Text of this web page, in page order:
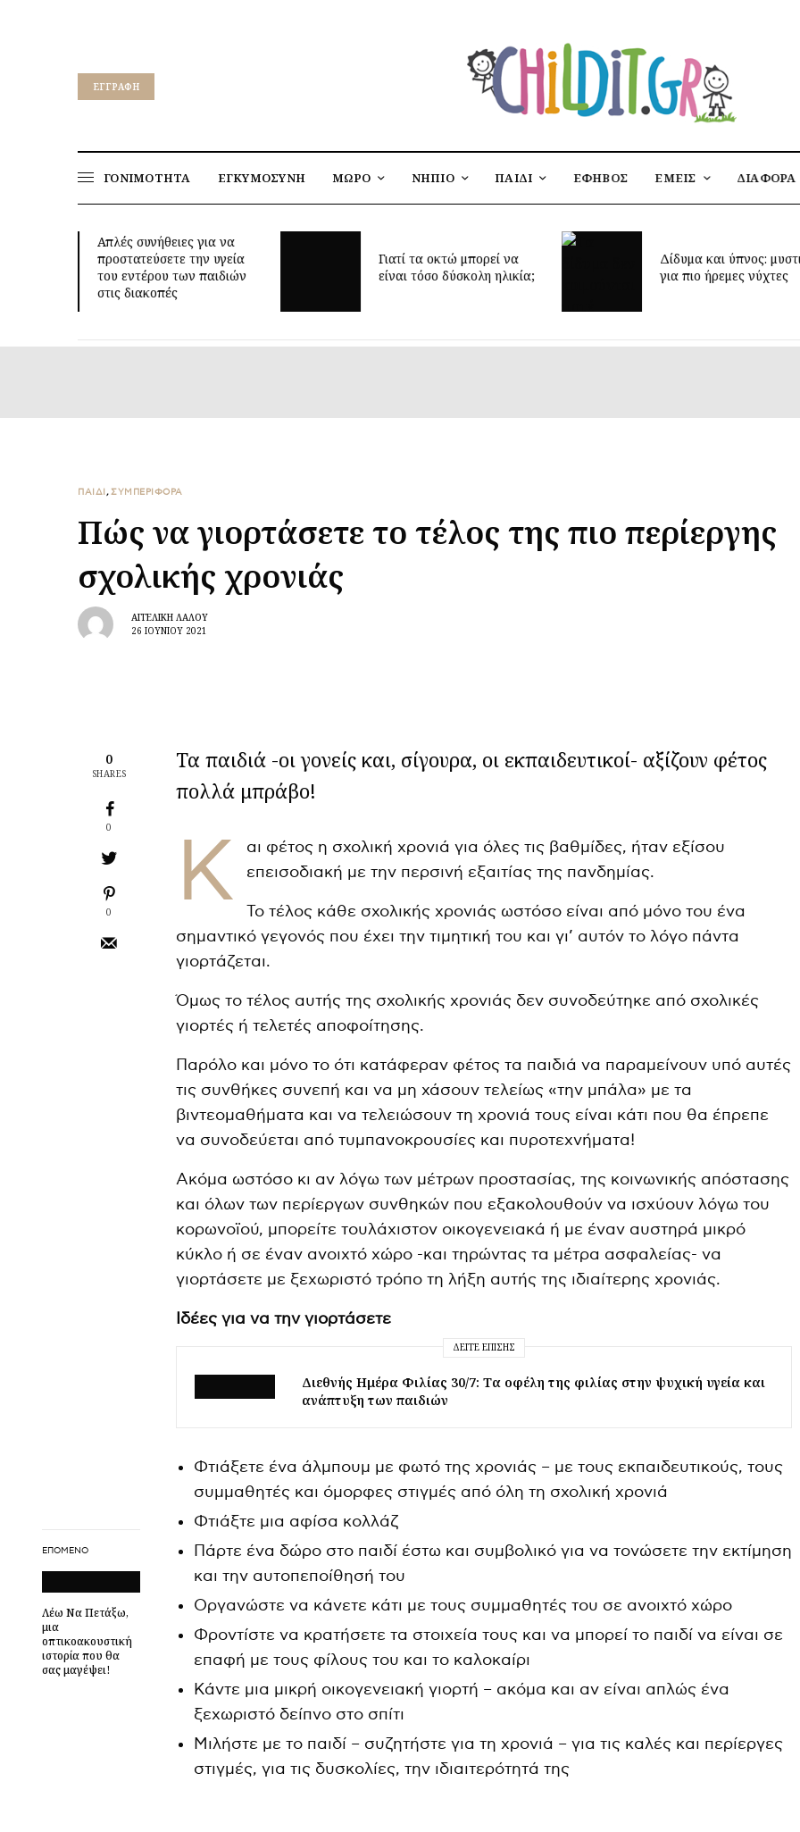
EΓΓΡΑΦΉ
ΓΟΝΙΜΟΤΗΤΑ ΕΓΚΥΜΟΣΥΝΗ ΜΩΡΟ ΝΗΠΙΟ ΠΑΙΔΙ ΕΦΗΒΟΣ ΕΜΕΙΣ ΔΙΑΦΟΡΑ
Γιατί τα οκτώ μπορεί να
είναι τόσο δύσκολη ηλικία;
Δίδυμα και ύπνος: μυστικά
για πιο ήρεμες νύχτες
Έφτασε η
παιδικό
ΠΑΙΔΙ,ΣΥΜΠΕΡΙΦΟΡΑ
Πώς να γιορτάσετε το τέλος της πιο περίεργης
σχολικής χρονιάς
ΑΓΓΕΛΙΚΉ ΛΆΛΟΥ
26 ΙΟΥΝΊΟΥ 2021
0
SHARES
0
0
ΕΠΌΜΕΝΟ
Λέω Να Πετάξω,
μια
οπτικοακουστική
ιστορία που θα
σας μαγέψει!
Τα παιδιά -οι γονείς και, σίγουρα, οι εκπαιδευτικοί- αξίζουν φέτος
πολλά μπράβο!
Κ
αι φέτος η σχολική χρονιά για όλες τις βαθμίδες, ήταν εξίσου
επεισοδιακή με την περσινή εξαιτίας της πανδημίας.
Το τέλος κάθε σχολικής χρονιάς ωστόσο είναι από μόνο του ένα
σημαντικό γεγονός που έχει την τιμητική του και γι’ αυτόν το λόγο πάντα
γιορτάζεται.
Όμως το τέλος αυτής της σχολικής χρονιάς δεν συνοδεύτηκε από σχολικές
γιορτές ή τελετές αποφοίτησης.
Παρόλο και μόνο το ότι κατάφεραν φέτος τα παιδιά να παραμείνουν υπό αυτές
τις συνθήκες συνεπή και να μη χάσουν τελείως «την μπάλα» με τα
βιντεομαθήματα και να τελειώσουν τη χρονιά τους είναι κάτι που θα έπρεπε
να συνοδεύεται από τυμπανοκρουσίες και πυροτεχνήματα!
Ακόμα ωστόσο κι αν λόγω των μέτρων προστασίας, της κοινωνικής απόστασης
και όλων των περίεργων συνθηκών που εξακολουθούν να ισχύουν λόγω του
κορωνοϊού, μπορείτε τουλάχιστον οικογενειακά ή με έναν αυστηρά μικρό
κύκλο ή σε έναν ανοιχτό χώρο -και τηρώντας τα μέτρα ασφαλείας- να
γιορτάσετε με ξεχωριστό τρόπο τη λήξη αυτής της ιδιαίτερης χρονιάς.
Ιδέες για να την γιορτάσετε
ΔΕΊΤΕ ΕΠΊΣΗΣ
Διεθνής Ημέρα Φιλίας 30/7: Tα οφέλη της φιλίας στην ψυχική υγεία και
ανάπτυξη των παιδιών
Φτιάξετε ένα άλμπουμ με φωτό της χρονιάς – με τους εκπαιδευτικούς, τους
συμμαθητές και όμορφες στιγμές από όλη τη σχολική χρονιά
Φτιάξτε μια αφίσα κολλάζ
Πάρτε ένα δώρο στο παιδί έστω και συμβολικό για να τονώσετε την εκτίμηση
και την αυτοπεποίθησή του
Οργανώστε να κάνετε κάτι με τους συμμαθητές του σε ανοιχτό χώρο
Φροντίστε να κρατήσετε τα στοιχεία τους και να μπορεί το παιδί να είναι σε
επαφή με τους φίλους του και το καλοκαίρι
Κάντε μια μικρή οικογενειακή γιορτή – ακόμα και αν είναι απλώς ένα
ξεχωριστό δείπνο στο σπίτι
Μιλήστε με το παιδί – συζητήστε για τη χρονιά – για τις καλές και περίεργες
στιγμές, για τις δυσκολίες, την ιδιαιτερότητά της